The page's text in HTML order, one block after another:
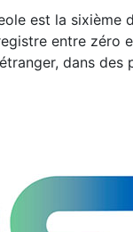
est la sixième
entre zéro
dans